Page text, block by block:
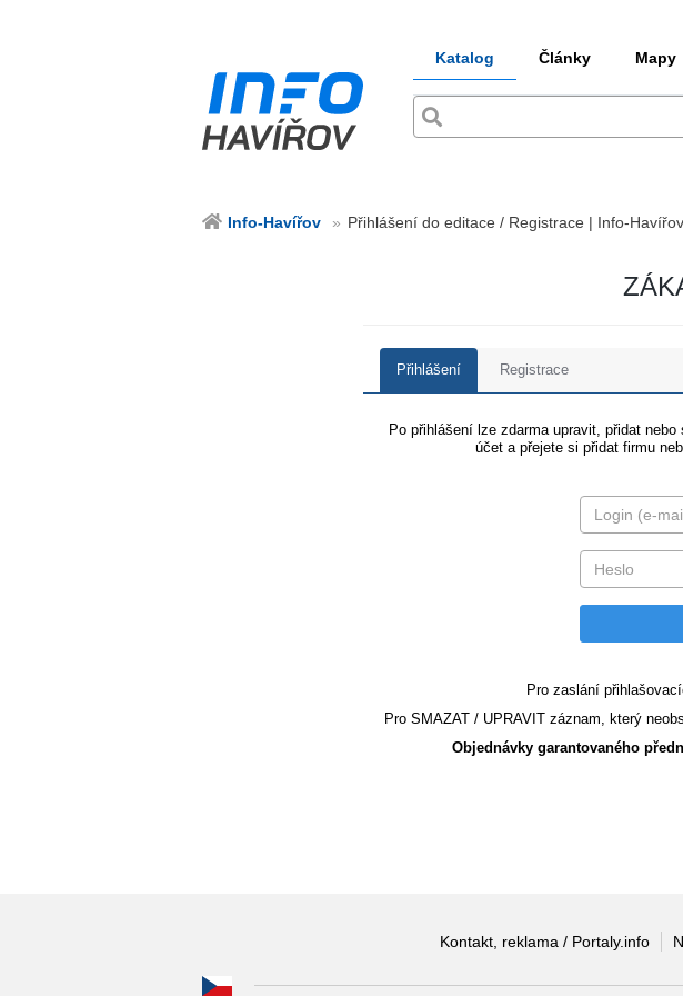
Katalog Články Mapy
Info-Havířov Přihlášení do editace / Registrace | Info-Havířov
Přihlášení Registrace
Po přihlášení lze zdarma upravit, přidat
účet a přejete si přidat firmu
Pro zaslání
Pro SMAZAT / UPRAVIT záznam, který
Objednávky garantovaného
Kontakt, reklama / Portaly.info